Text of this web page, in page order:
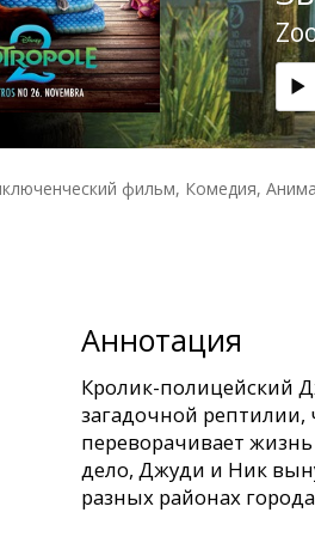
фильм, Комедия,
Аннотация
Кролик-полицейский
загадочной
переворачивает
дело, Джуди и Ник
разных районах